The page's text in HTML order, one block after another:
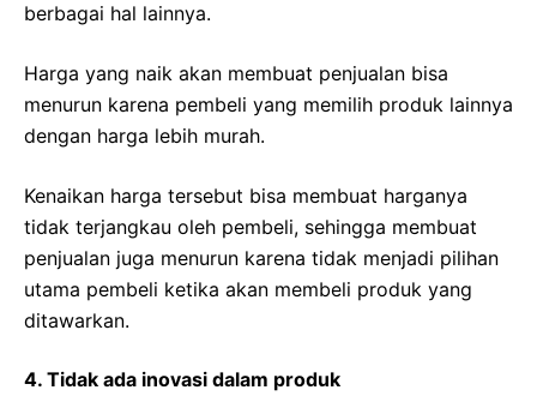
berbagai hal lainnya.
Harga yang naik akan membuat penjualan bisa
menurun karena pembeli yang memilih produk lainnya
dengan harga lebih murah.
Kenaikan harga tersebut bisa membuat harganya
tidak terjangkau oleh pembeli, sehingga membuat
penjualan juga menurun karena tidak menjadi pilihan
utama pembeli ketika akan membeli produk yang
ditawarkan.
4. Tidak ada inovasi dalam produk